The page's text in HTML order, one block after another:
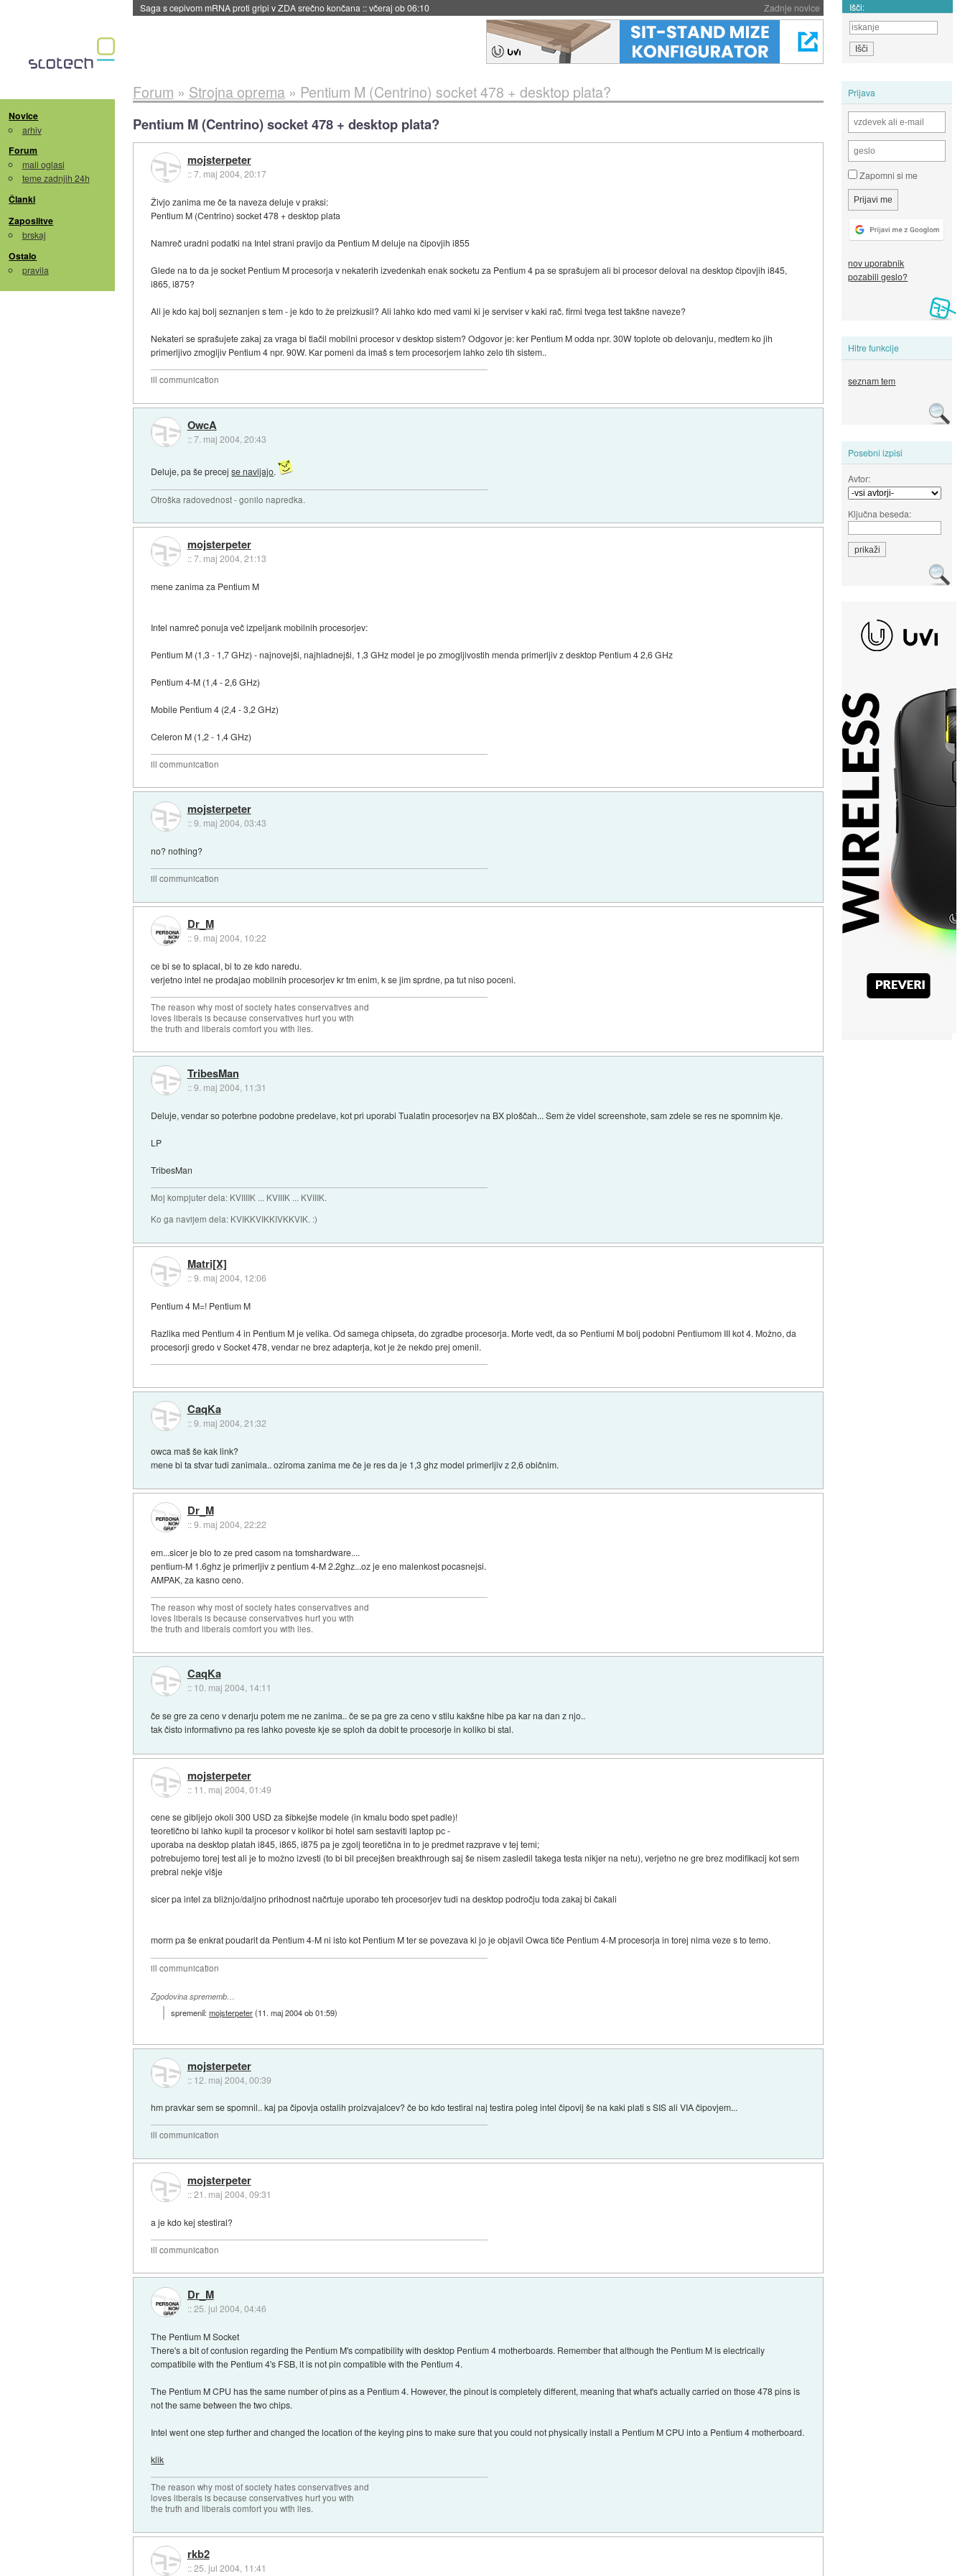
Zadnje novice
Saga s cepivom mRNA proti gripi v ZDA srečno končana ::včeraj ob 06:10 Išči:
Novice
arhiv
Forum
mali oglasi
teme zadnjih 24h
Članki
Zaposlitve
brskaj
Ostalo
pravila
Prijava
Zapomni si me
nov uporabnik
pozabili geslo?
Hitre funkcije
seznam tem
Posebni izpisi
Avtor:
Ključna beseda:
Forum » Strojna oprema» Pentium M (Centrino) socket 478 + desktop plata?
Pentium M (Centrino) socket 478 + desktop plata?
mojsterpeter
::7. maj 2004, 20:17
Živjo zanima me če ta naveza deluje v praksi:
Pentium M (Centrino) socket 478 + desktop plata
Namreč uradni podatki na Intel strani pravijo da Pentium M deluje na čipovjih i855
Glede na to da je socket Pentium M procesorja v nekaterih izvedenkah enak socketu za Pentium 4 pa se sprašujem ali bi procesor deloval na desktop čipovjih i845,
i865, i875?
Ali je kdo kaj bolj seznanjen s tem - je kdo to že preizkusil? Ali lahko kdo med vami ki je serviser v kaki rač. firmi tvega test takšne naveze?
Nekateri se sprašujete zakaj za vraga bi tlačil mobilni procesor v desktop sistem? Odgovor je: ker Pentium M odda npr. 30W toplote ob delovanju, medtem ko jih
primerljivo zmogljiv Pentium 4 npr. 90W. Kar pomeni da imaš s tem procesorjem lahko zelo tih sistem..
ill communication
OwcA
::7. maj 2004, 20:43
Deluje, pa še precejse navijajo.
Otroška radovednost - gonilo napredka.
mojsterpeter
::7. maj 2004, 21:13
mene zanima za Pentium M
Intel namreč ponuja več izpeljank mobilnih procesorjev:
Pentium M (1,3 - 1,7 GHz) - najnovejši, najhladnejši, 1,3 GHz model je po zmogljivostih menda primerljiv z desktop Pentium 4 2,6 GHz
Pentium 4-M (1,4 - 2,6 GHz)
Mobile Pentium 4 (2,4 - 3,2 GHz)
Celeron M (1,2 - 1,4 GHz)
ill communication
mojsterpeter
::9. maj 2004, 03:43
no? nothing?
ill communication
Dr_M
::9. maj 2004, 10:22
ce bi se to splacal, bi to ze kdo naredu.
verjetno intel ne prodajao mobilnih procesorjev kr tm enim, k se jim sprdne, pa tut niso poceni.
The reason why most of society hates conservatives and
loves liberals is because conservatives hurt you with
the truth and liberals comfort you with lies.
TribesMan
::9. maj 2004, 11:31
Deluje, vendar so poterbne podobne predelave, kot pri uporabi Tualatin procesorjev na BX ploščah... Sem že videl screenshote, sam zdele se res ne spomnim kje.
LP
TribesMan
Moj kompjuter dela: KVIIIIK ... KVIIIK ... KVIIIK.
Ko ga navijem dela: KVIKKVIKKIVKKVIK. :)
Matri[X]
::9. maj 2004, 12:06
Pentium 4 M=! Pentium M
Razlika med Pentium 4 in Pentium M je velika. Od samega chipseta, do zgradbe procesorja. Morte vedt, da so Pentiumi M bolj podobni Pentiumom III kot 4. Možno, da
procesorji gredo v Socket 478, vendar ne brez adapterja, kot je že nekdo prej omenil.
CaqKa
::9. maj 2004, 21:32
owca maš še kak link?
mene bi ta stvar tudi zanimala.. oziroma zanima me če je res da je 1,3 ghz model primerljiv z 2,6 običnim.
Dr_M
::9. maj 2004, 22:22
em...sicer je blo to ze pred casom na tomshardware....
pentium-M 1.6ghz je primerljiv z pentium 4-M 2.2ghz...oz je eno malenkost pocasnejsi.
AMPAK, za kasno ceno.
The reason why most of society hates conservatives and
loves liberals is because conservatives hurt you with
the truth and liberals comfort you with lies.
CaqKa
:: 10. maj 2004, 14:11
če se gre za ceno v denarju potem me ne zanima.. če se pa gre za ceno v stilu kakšne hibe pa kar na dan z njo..
tak čisto informativno pa res lahko poveste kje se sploh da dobit te procesorje in koliko bi stal.
mojsterpeter
:: 11. maj 2004, 01:49
cene se gibljejo okoli 300 USD za šibkejše modele (in kmalu bodo spet padle)!
teoretično bi lahko kupil ta procesor v kolikor bi hotel sam sestaviti laptop pc -
uporaba na desktop platah i845, i865, i875 pa je zgolj teoretična in to je predmet razprave v tej temi;
potrebujemo torej test ali je to možno izvesti (to bi bil precejšen breakthrough saj še nisem zasledil takega testa nikjer na netu), verjetno ne gre brez modifikacij kot sem
prebral nekje višje
sicer pa intel za bližnjo/daljno prihodnost načrtuje uporabo teh procesorjev tudi na desktop področju toda zakaj bi čakali
morm pa še enkrat poudarit da Pentium 4-M ni isto kot Pentium M ter se povezava ki jo je objavil Owca tiče Pentium 4-M procesorja in torej nima veze s to temo.
ill communication
Zgodovina sprememb…
spremenil:mojsterpeter(11. maj 2004 ob 01:59)
mojsterpeter
:: 12. maj 2004, 00:39
hm pravkar sem se spomnil.. kaj pa čipovja ostalih proizvajalcev? če bo kdo testiral naj testira poleg intel čipovij še na kaki plati s SIS ali VIA čipovjem...
ill communication
mojsterpeter
::21. maj 2004, 09:31
a je kdo kej stestiral?
ill communication
Dr_M
::25. jul 2004, 04:46
The Pentium M Socket
There's a bit of confusion regarding the Pentium M's compatibility with desktop Pentium 4 motherboards. Remember that although the Pentium M is electrically
compatibile with the Pentium 4's FSB, it is not pin compatible with the Pentium 4.
The Pentium M CPU has the same number of pins as a Pentium 4. However, the pinout is completely different, meaning that what's actually carried on those 478 pins is
not the same between the two chips.
Intel went one step further and changed the location of the keying pins to make sure that you could not physically install a Pentium M CPU into a Pentium 4 motherboard.
klik
The reason why most of society hates conservatives and
loves liberals is because conservatives hurt you with
the truth and liberals comfort you with lies.
rkb2
::25. jul 2004, 11:41